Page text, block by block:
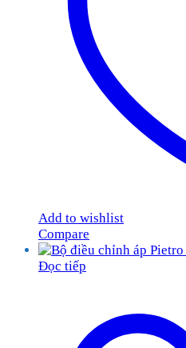
Add to wishlist
Compare
Đọc tiếp